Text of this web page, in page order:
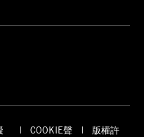
COOKIE聲
版權許